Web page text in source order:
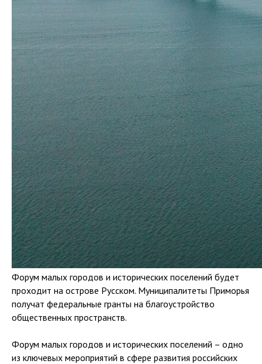
Форум малых городов и исторических поселений будет
проходит на острове Русском. Муниципалитеты Приморья
получат федеральные гранты на благоустройство
общественных пространств.
Форум малых городов и исторических поселений – одно
из ключевых мероприятий в сфере развития российских